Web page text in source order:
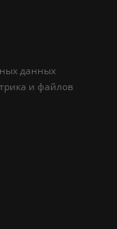
данных
и файлов